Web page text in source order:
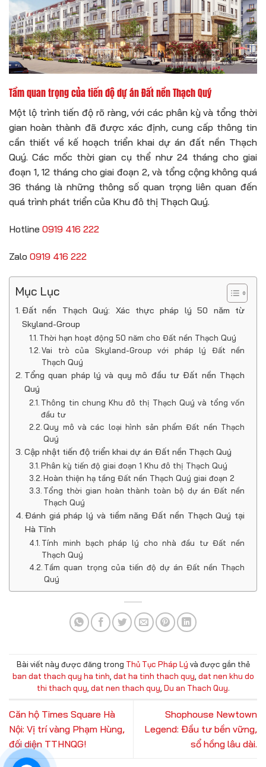
Tầm quan trọng của tiến độ dự án Đất nền Thạch Quý
Một lộ trình tiến độ rõ ràng, với các phân kỳ và tổng thời
gian hoàn thành đã được xác định, cung cấp thông tin
cần thiết về kế hoạch triển khai dự án đất nền Thạch
Quý. Các mốc thời gian cụ thể như 24 tháng cho giai
đoạn 1, 12 tháng cho giai đoạn 2, và tổng cộng không quá
36 tháng là những thông số quan trọng liên quan đến
quá trình phát triển của Khu đô thị Thạch Quý.
Hotline 0919 416 222
Zalo 0919 416 222
Mục Lục
Đất nền Thạch Quý: Xác thực pháp lý 50 năm từ
Skyland-Group
Thời hạn hoạt động 50 năm cho Đất nền Thạch Quý
Vai trò của Skyland-Group với pháp lý Đất nền
Thạch Quý
Tổng quan pháp lý và quy mô đầu tư Đất nền Thạch
Quý
Thông tin chung Khu đô thị Thạch Quý và tổng vốn
đầu tư
Quy mô và các loại hình sản phẩm Đất nền Thạch
Quý
Cập nhật tiến độ triển khai dự án Đất nền Thạch Quý
Phân kỳ tiến độ giai đoạn 1 Khu đô thị Thạch Quý
Hoàn thiện hạ tầng Đất nền Thạch Quý giai đoạn 2
Tổng thời gian hoàn thành toàn bộ dự án Đất nền
Thạch Quý
Đánh giá pháp lý và tiềm năng Đất nền Thạch Quý tại
Hà Tĩnh
Tính minh bạch pháp lý cho nhà đầu tư Đất nền
Thạch Quý
Tầm quan trọng của tiến độ dự án Đất nền Thạch
Quý
Bài viết này được đăng trong Thủ Tục Pháp Lý và được gắn thẻ
ban dat thach quy ha tinh, dat ha tinh thach quy, dat nen khu do
thi thach quy, dat nen thach quy, Du an Thach Quy.
Căn hộ Times Square Hà
Nội: Vị trí vàng Phạm Hùng,
đối diện TTHNQG!
Shophouse Newtown
Legend: Đầu tư bền vững,
sổ hồng lâu dài.